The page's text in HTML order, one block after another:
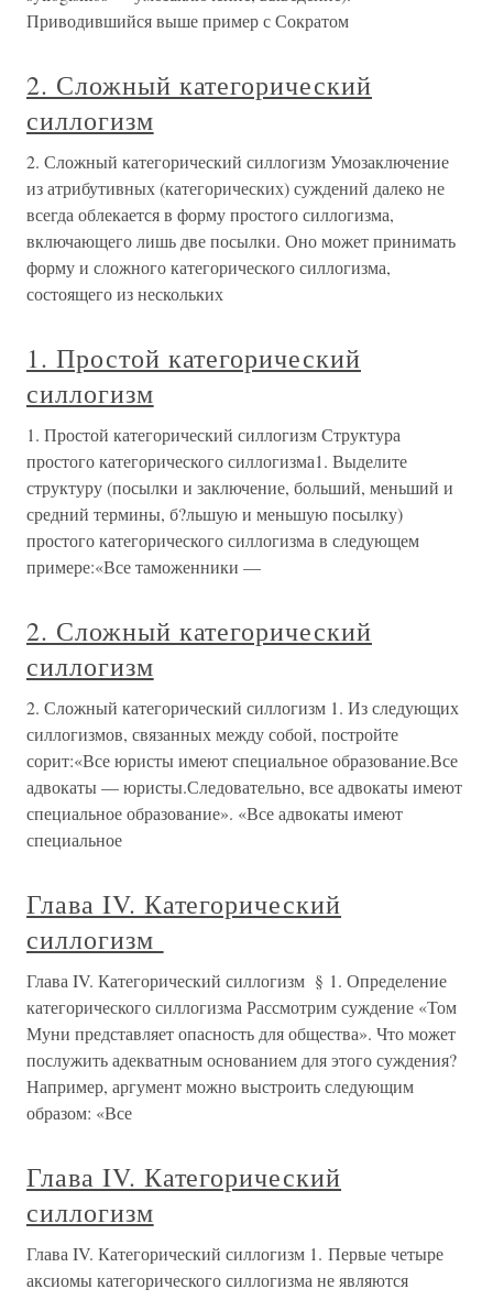
Приводившийся выше пример с Сократом
2. Сложный категорический
силлогизм
2. Сложный категорический силлогизм Умозаключение
из атрибутивных (категорических) суждений далеко не
всегда облекается в форму простого силлогизма,
включающего лишь две посылки. Оно может принимать
форму и сложного категорического силлогизма,
состоящего из нескольких
1. Простой категорический
силлогизм
1. Простой категорический силлогизм Структура
простого категорического силлогизма1. Выделите
структуру (посылки и заключение, больший, меньший и
средний термины, б?льшую и меньшую посылку)
простого категорического силлогизма в следующем
примере:«Все таможенники —
2. Сложный категорический
силлогизм
2. Сложный категорический силлогизм 1. Из следующих
силлогизмов, связанных между собой, постройте
сорит:«Все юристы имеют специальное образование.Все
адвокаты — юристы.Следовательно, все адвокаты имеют
специальное образование». «Все адвокаты имеют
специальное
Глава IV. Категорический
силлогизм
Глава IV. Категорический силлогизм § 1. Определение
категорического силлогизма Рассмотрим суждение «Том
Муни представляет опасность для общества». Что может
послужить адекватным основанием для этого суждения?
Например, аргумент можно выстроить следующим
образом: «Все
Глава IV. Категорический
силлогизм
Глава IV. Категорический силлогизм 1. Первые четыре
аксиомы категорического силлогизма не являются